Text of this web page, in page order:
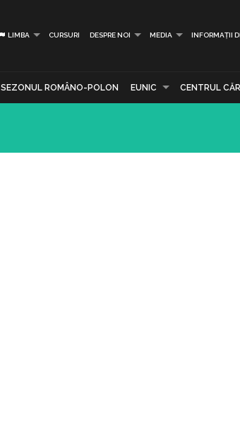
LIMBA CURSURI DESPRE NOI MEDIA INFORMAȚII
SEZONUL ROMÂNO-POLON EUNIC CENTRUL